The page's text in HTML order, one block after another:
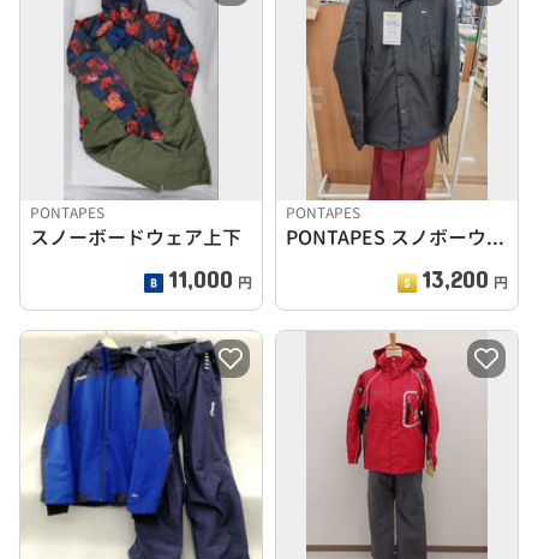
PONTAPES
スノーボードウェア上下
11,000 円
PONTAPES
PONTAPES スノボーウェアセット
13,200 円